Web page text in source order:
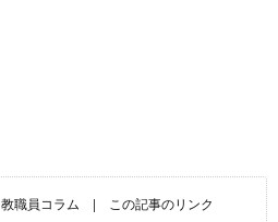
教職員コラム | この記事のリンク